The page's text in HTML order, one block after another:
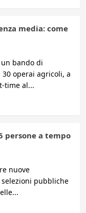
media: come
bando di
operai agricoli, a
time al...
persone a tempo
nuove
pubbliche